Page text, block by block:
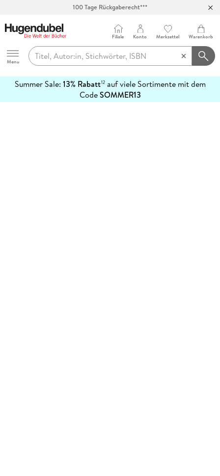
100 Tage Rückgaberecht***
Hugendubel
Menu
Filiale Konto Merkzettel Warenkorb
Summer Sale: 13% Rabatt12auf viele Sortimente mit dem
CodeSOMMER13
erfahren